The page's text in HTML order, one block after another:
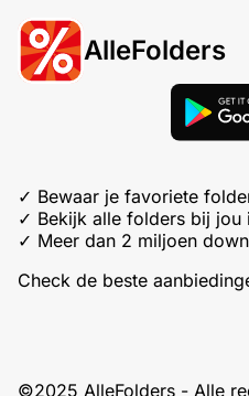
AlleFolders
✓ Bewaar je favoriete
✓ Bekijk alle folders bij jou
✓ Meer dan 2 miljoen
Check de beste
©2025 AlleFolders - Alle